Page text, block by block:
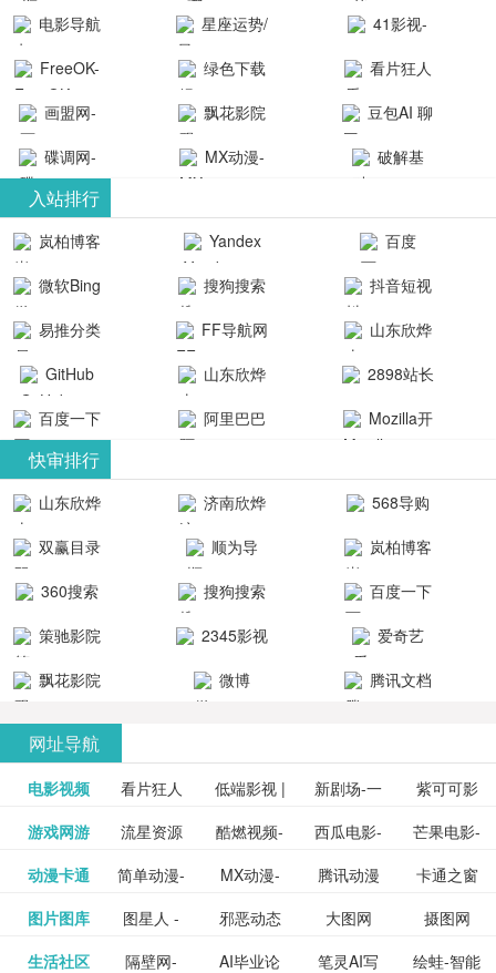
航-办公运营
院-哪吒影院
提供最新、
最全的高清
电影、电视
剧、动漫和
综艺节目免
费观看。平
台内容丰
富，更新快
速，支持在
线观看，满
足各类影迷
需求，提供
无广告、高
清流畅的观
影体验。
画-官网
动漫综合
电影导航
- 免费看电影
就来这！ | 快
导航网-免费
看电影就来
这！收录大
量免费看电
影网站！
星座运势/
最星座/美国
神婆星座网
41影视-
聚合最近好
看的电视剧
最新电影网
站-41影视为
成全短剧电
视剧、电视
剧大全、好
看的电视
剧、最新的
电影在线观
看，神马影
最新好看的
剧片、爱情
片、搞笑片
等全新电
影，是影
FreeOK-
FreeOK影视
官网-最新影
视资源|追剧
也很卷
绿色下载
吧
看片狂人
- 高清视频资
源免费在线
观看
画盟网-
画师联盟官
网
_huashilm.com_
动漫综合
飘花影院
网
豆包AI 聊
天智能对话
网页版入口
碟调网-
碟调网为您
提供最新电
视剧和2025
年最新电影
的在线观
看，快来碟
调电影网在
线观看最新
热门影视作
MX动漫-
漫免费在线
观看
破解基
整合当前互
联网最新最
全最优质的
软件免费下
载、资源免
费共享、技
术教程学习
台！整合破
合破解游
戏、整合安
卓破解软件
分享与下
载！旨在打
件共享站、
资源
入站排行
岚柏博客
Yandex
搜索
百度
微软Bing
搜狗搜索
引擎
抖音短视
频
易推分类
目录网
FF导航网
山东欣烨
化工有限公
GitHub
山东欣烨
生物科技有
2898站长
资源平台
百度一下
阿里巴巴
Mozilla开
快审排行
山东欣烨
生物科技有
济南欣烨
科技有限公
568导购
网
双赢目录
顺为导
航-办公运营
岚柏博客
360搜索
搜狗搜索
百度一下
策驰影院
2345影视
大全
爱奇艺
VIP会员
飘花影院
微博 腾讯文档
网址导航
电影视频 看片狂人 低端影视 |
免费高清
在线电影
新剧场-一
个网盘资
源分享小
紫可可影
视-紫可可,
免费提供
泡剧网_最
新电视剧
免费在线
更多>>
游戏网游 流星资源
网-流星蝴
蝶剑官网
酷燃视频-
致力于打
造中国领
西瓜电影-
西瓜视频
网站电影
芒果电影-
芒果TV网
站电影频
豆瓣电影-
豆瓣电影
更多>>
动漫卡通 简单动漫-
日本动画
MX动漫-
最新最全
腾讯动漫
频道
卡通之窗
三毛漫画
网
更多>>
图片图库 图星人 -
设计图片
邪恶动态
图片大全
大图网
摄图网
图行天下
更多>>
生活社区 隔壁网- AI毕业论 笔灵AI写 绘蛙-智能